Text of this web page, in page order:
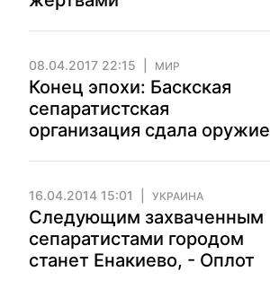
08.04.2017 22:15 МИР
Конец эпохи: Баскская
сепаратистская
организация сдала оружие
16.04.2014 15:01 УКРАИНА
Cледующим захваченным
сепаратистами городом
станет Енакиево, - Оплот